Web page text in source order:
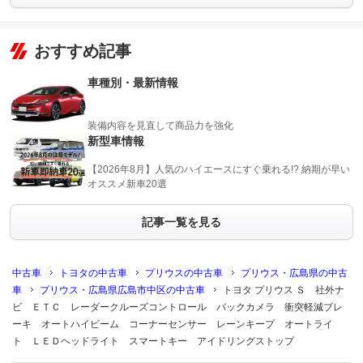
おすすめ記事
車種別・最新情報
装備内容を見直して商品力を強化
新型車情報
【2026年8月】人気のハイエースにすぐ乗れる!? 納期が早い
オススメ新車20選
記事一覧を見る
中古車 トヨタの中古車 プリウスの中古車
プリウス・広島県の中古
車
プリウス・広島県広島市中区の中古車
トヨタ プリウス Ｓ 社外ナ
ビ ＥＴＣ レーダークルーズコントロール バックカメラ 衝突軽減ブレ
ーキ オートハイビーム コーナーセンサー レーンキープ オートライ
ト ＬＥＤヘッドライト スマートキー アイドリングストップ